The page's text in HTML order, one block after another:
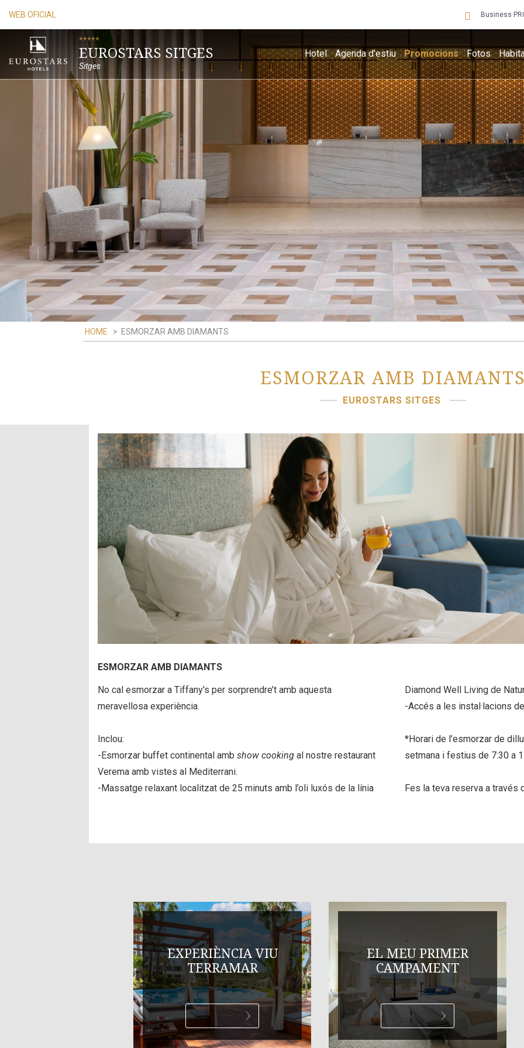
WEB OFICIAL Business
*****
EUROSTARS SITGES
Sitges
Hotel Agenda d'estiu Promocions Fotos
HOME > ESMORZAR AMB DIAMANTS
ESMORZAR AMB
EUROSTARS SITGES
ESMORZAR AMB DIAMANTS
No cal esmorzar a Tiffany's per sorprendre’t amb aquesta
meravellosa experiència.
Inclou:
-Esmorzar buffet continental amb show cooking al nostre restaurant
Verema amb vistes al Mediterrani.
-Massatge relaxant localitzat de 25 minuts amb l’oli luxós de la línia
Diamond Well Living de
-Accés a les instal·lacions
*Horari de l’esmorzar de
setmana i festius de 7:30 a
Fes la teva reserva a través
EXPERIÈNCIA VIU
TERRAMAR
EL MEU PRIMER
CAMPAMENT